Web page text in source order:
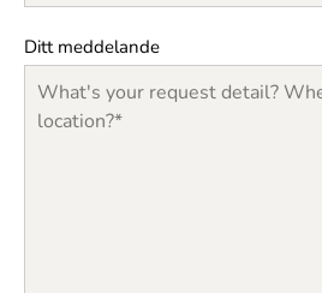
Ditt meddelande